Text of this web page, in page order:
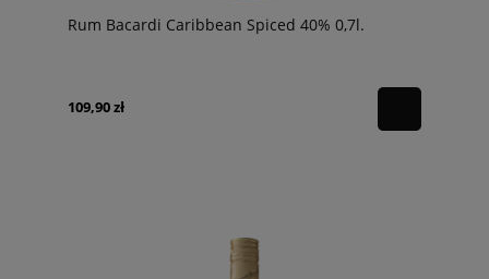
Rum Bacardi Caribbean Spiced 40% 0,7l.
109,90 zł